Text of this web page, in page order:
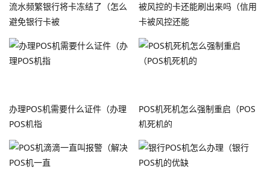
流水频繁银行将卡冻结了（怎么
避免银行卡被
被风控的卡还能刷出来吗（信用
卡被风控还能
办理POS机需要什么证件（办理
POS机指
POS机死机怎么强制重启（POS
机死机的